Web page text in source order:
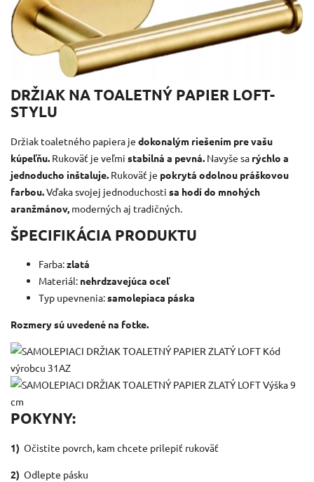
DRŽIAK NA TOALETNÝ PAPIER LOFT-
STYLU
Držiak toaletného papiera je dokonalým riešením pre vašu
kúpeľňu. Rukoväť je veľmi stabilná a pevná. Navyše sa rýchlo a
jednoducho inštaluje. Rukoväť je pokrytá odolnou práškovou
farbou.Vďaka svojej jednoduchosti sa hodí do mnohých
aranžmánov, moderných aj tradičných.
ŠPECIFIKÁCIA PRODUKTU
Farba:zlatá
Materiál: nehrdzavejúca oceľ
Typ upevnenia:samolepiaca páska
Rozmery sú uvedené na fotke.
POKYNY:
1) Očistite povrch, kam chcete prilepiť rukoväť
2) Odlepte pásku